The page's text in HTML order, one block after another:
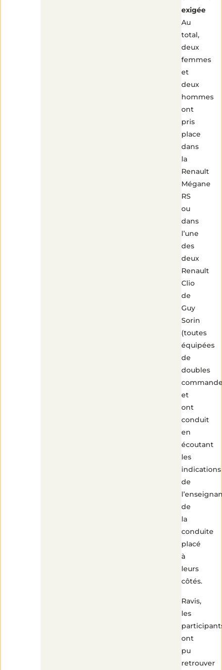
exigée
Au
total,
deux
femmes
et
deux
hommes
ont
pris
place
dans
la
Renault
Mégane
RS
ou
dans
l’une
des
deux
Renault
Clio
de
Guy
Sorin
(toutes
équipées
de
doubles
et
ont
conduit
en
écoutant
les
indications
de
de
la
conduite
placé
à
leurs
côtés.
Ravis,
les
ont
pu
retrouver